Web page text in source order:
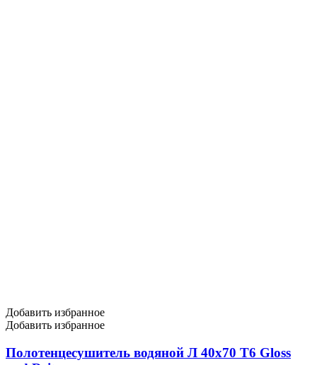
Добавить избранное
Добавить избранное
Полотенцесушитель водяной Л 40х70 Т6 Gloss